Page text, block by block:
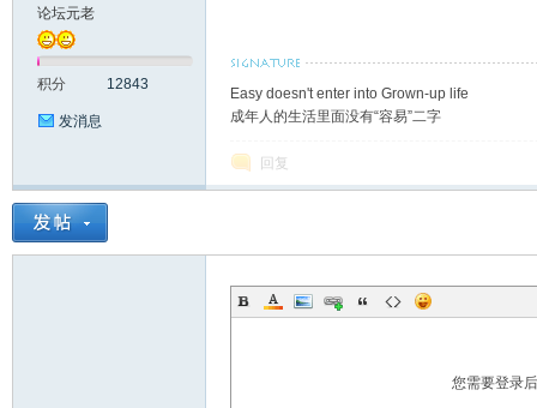
串
论坛元老
积分 12843
发消息
Easy doesn't enter into Grown-up life
成年人的生活里面没有“容易”二字
回复
您需要登录